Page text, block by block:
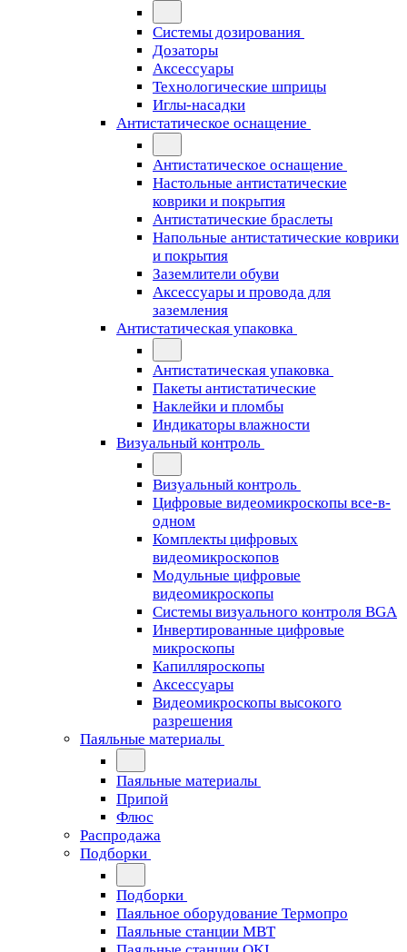
Системы дозирования
Дозаторы
Аксессуары
Технологические шприцы
Иглы-насадки
Антистатическое оснащение
Антистатическое оснащение
Настольные антистатические
коврики и покрытия
Антистатические браслеты
Напольные антистатические коврики
и покрытия
Заземлители обуви
Аксессуары и провода для
заземления
Антистатическая упаковка
Антистатическая упаковка
Пакеты антистатические
Наклейки и пломбы
Индикаторы влажности
Визуальный контроль
Визуальный контроль
Цифровые видеомикроскопы все-в-
одном
Комплекты цифровых
видеомикроскопов
Модульные цифровые
видеомикроскопы
Cистемы визуального контроля BGA
Инвертированные цифровые
микроскопы
Капилляроскопы
Аксессуары
Видеомикроскопы высокого
разрешения
Паяльные материалы
Паяльные материалы
Припой
Флюс
Распродажа
Подборки
Подборки
Паяльное оборудование Термопро
Паяльные станции MBT